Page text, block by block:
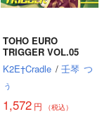
TOHO EURO
TRIGGER VOL.05
K2E†Cradle / 壬琴 つ
ぅ
1,572円 （税込）